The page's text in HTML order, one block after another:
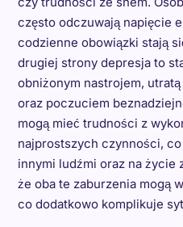
często odczuwają napięcie
codzienne obowiązki stają
drugiej strony depresja to
obniżonym nastrojem,
oraz poczuciem
mogą mieć trudności z
najprostszych czynności,
innymi ludźmi oraz na życie
że oba te zaburzenia mogą
co dodatkowo komplikuje